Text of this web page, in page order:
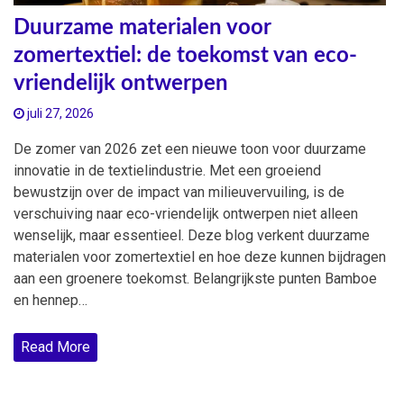
Duurzame materialen voor
zomertextiel: de toekomst van eco-
vriendelijk ontwerpen
juli 27, 2026
De zomer van 2026 zet een nieuwe toon voor duurzame
innovatie in de textielindustrie. Met een groeiend
bewustzijn over de impact van milieuvervuiling, is de
verschuiving naar eco-vriendelijk ontwerpen niet alleen
wenselijk, maar essentieel. Deze blog verkent duurzame
materialen voor zomertextiel en hoe deze kunnen bijdragen
aan een groenere toekomst. Belangrijkste punten Bamboe
en hennep…
Read More